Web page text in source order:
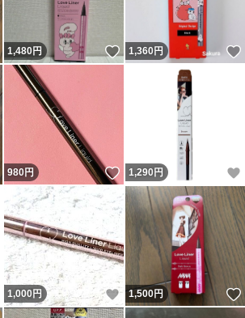
いいね！
1,480円 いいね！
1,360円
いいね！
980円 いいね！
1,290 円
いいね！
1,000円 いいね！
1,500円